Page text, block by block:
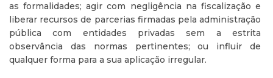
as formalidades; agir com negligência na fiscalização e
liberar recursos de parcerias firmadas pela administração
pública com entidades privadas sem a estrita
observância das normas pertinentes; ou influir de
qualquer forma para a sua aplicação irregular.